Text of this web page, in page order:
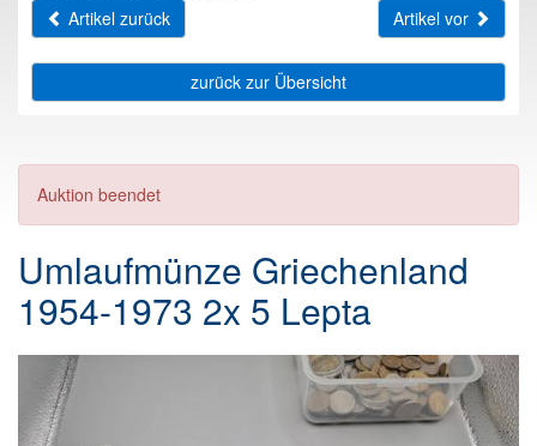
Artikel zurück
Artikel vor
zurück zur Übersicht
Auktion beendet
Umlaufmünze Griechenland
1954-1973 2x 5 Lepta